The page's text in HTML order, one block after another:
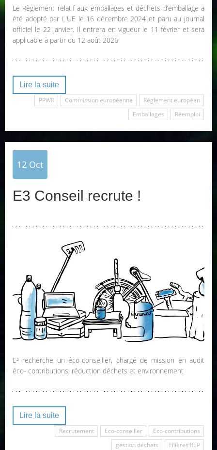
Le Règlement relatif aux emballages et déchets d’emballage a
été adopté par L'UE le 16 décembre 2024 et paru au journal
officiel le 22 janvier. Il entrera en vigueur le 11 février et sera
applicable à partir du 12 août 2026
Lire la suite
PPWR
Commission européenne
Règlement européen
Emballages
Réemploi
12 Oct
E3 Conseil recrute !
E³ recherche un éco-conseiller, chargé de mission en audit
éco- contributions, réduction déchets et environnement
Lire la suite
Recrutement
Eco-conseiller
Eco-contributions
gestion déchets
Filières REP